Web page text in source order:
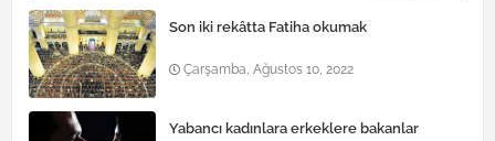
Son iki rekâtta Fatiha okumak
Çarşamba, Ağustos 10, 2022
Yabancı kadınlara erkeklere bakanlar